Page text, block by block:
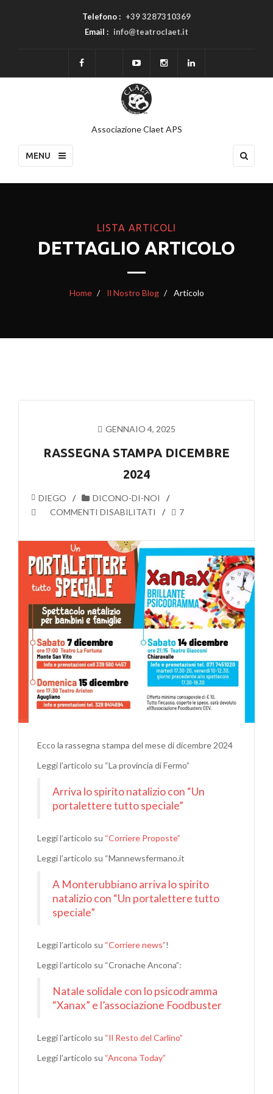
Telefono : +39 3287310369
Email : info@teatroclaet.it
Associazione Claet APS
MENU
LISTA ARTICOLI
DETTAGLIO ARTICOLO
Home Il Nostro Blog Articolo
GENNAIO 4, 2025
RASSEGNA STAMPA DICEMBRE
2024
DIEGO
DICONO-DI-NOI
COMMENTI DISABILITATI
SU
STAMPA
DICEMBRE
2024
7
Ecco la rassegna stampa del mese di dicembre 2024
Leggi l’articolo su “La provincia di Fermo”
Arriva lo spirito natalizio con “Un
portalettere tutto speciale”
Leggi l’articolo su “Corriere Proposte”
Leggi l’articolo su “Mannewsfermano.it
A Monterubbiano arriva lo spirito
natalizio con “Un portalettere tutto
speciale”
Leggi l’articolo su “Corriere news”!
Leggi l’articolo su “Cronache Ancona”:
Natale solidale con lo psicodramma
“Xanax” e l’associazione Foodbuster
Leggi l’articolo su “Il Resto del Carlino”
Leggi l’articolo su “Ancona Today”